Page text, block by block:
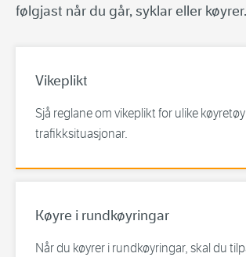
følgjast når du går, syklar eller køyrer.
Vikeplikt
Sjå reglane om vikeplikt for ulike
trafikksituasjonar.
Køyre i rundkøyringar
Når du køyrer i rundkøyringar, skal du